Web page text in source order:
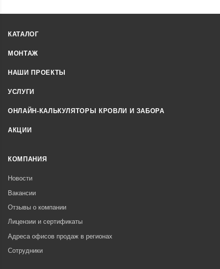
КАТАЛОГ
МОНТАЖ
НАШИ ПРОЕКТЫ
УСЛУГИ
ОНЛАЙН-КАЛЬКУЛЯТОРЫ КРОВЛИ И ЗАБОРА
АКЦИИ
КОМПАНИЯ
Новости
Вакансии
Отзывы о компании
Лицензии и сертификаты
Адреса офисов продаж в регионах
Сотрудники